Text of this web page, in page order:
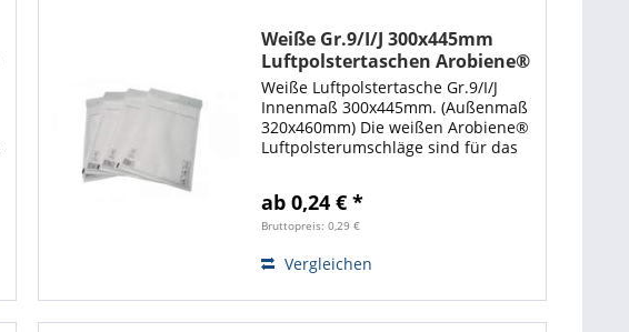
Weiße Gr.9/I/J 300x445mm
Luftpolstertaschen Arobiene®
Economy
Weiße Luftpolstertasche Gr.9/I/J
Innenmaß 300x445mm. (Außenmaß
320x460mm) Die weißen Arobiene®
Luftpolsterumschläge sind für das
stabilen Luftpolstertaschen steht
Ihnen...
ab 0,24 € *
Bruttopreis: 0,29 €
Vergleichen